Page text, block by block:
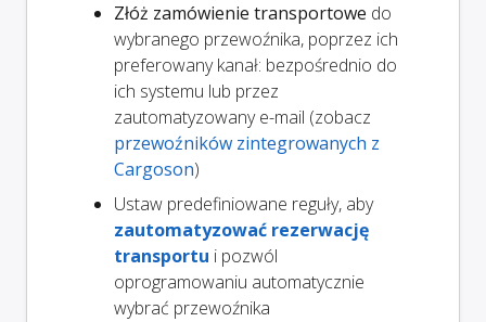
Złóż zamówienie transportowe do
wybranego przewoźnika, poprzez ich
preferowany kanał: bezpośrednio do
ich systemu lub przez
zautomatyzowany e-mail (zobacz
przewoźników zintegrowanych z
Cargoson)
Ustaw predefiniowane reguły, aby
zautomatyzować rezerwację
transportu i pozwól
oprogramowaniu automatycznie
wybrać przewoźnika